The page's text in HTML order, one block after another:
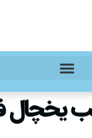
یخچال